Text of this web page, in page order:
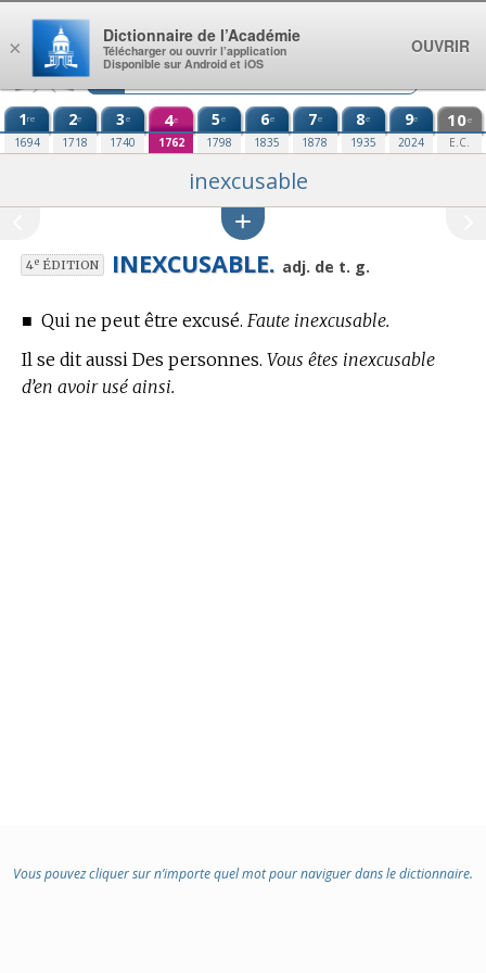
Aller au contenu
1re
1694
2e
1718
3e
1740
4e
1762
5e
1798
6e
1835
7e
1878
8e
1935
9e
2024
10e
E.C.
inexcusable
4eÉDITION INEXCUSABLE. adj. de t. g.
■ Qui ne peut être excusé. Faute inexcusable.
Il se dit aussi Des personnes. Vous êtes inexcusable
d’en avoir usé ainsi.
Vous pouvez cliquer sur n’importe quel mot pour naviguer dans le dictionnaire.
×
Dictionnaire de l’Académie
Télécharger ou ouvrir l’application
Disponible sur Android et iOS
OUVRIR